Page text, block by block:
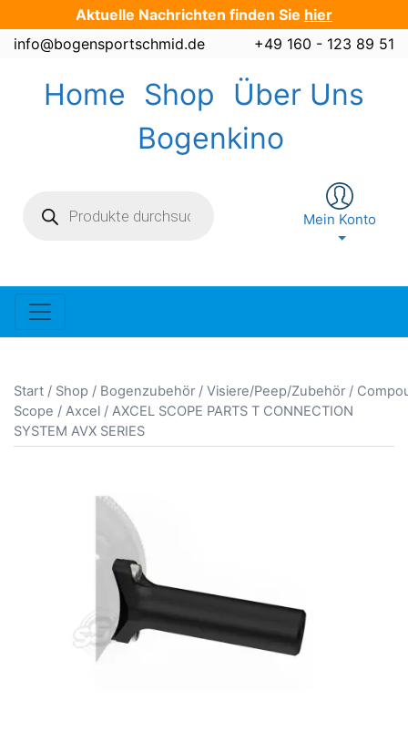
Inhalt
springen
Aktuelle Nachrichten finden Sie hier
info@bogensportschmid.de
+49 160 - 123 89 51
Home Shop
Über Uns
Bogenkino
search
Mein Konto
Start / Shop / Bogenzubehör / Visiere/Peep/Zubehör /
Scope / Axcel / AXCEL SCOPE PARTS T CONNECTION
SYSTEM AVX SERIES